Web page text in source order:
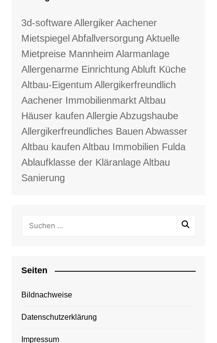
3d-softwareAllergikerAachener
Mietspiegel Abfallversorgung Aktuelle
Mietpreise Mannheim Alarmanlage
Allergenarme Einrichtung Abluft Küche
Altbau-Eigentum Allergikerfreundlich
Aachener ImmobilienmarktAltbau
Häuser kaufen AllergieAbzugshaube
Allergikerfreundliches Bauen Abwasser
Altbau kaufen Altbau Immobilien Fulda
Ablaufklasse der KläranlageAltbau
Sanierung
Seiten
Bildnachweise
Datenschutzerklärung
Impressum